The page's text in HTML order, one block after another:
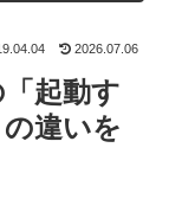
2026.07.06
「起動す
違いを